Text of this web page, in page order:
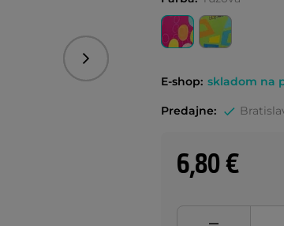
Nasledujúce
E-shop: skladom na
Predajne:
6,80 €